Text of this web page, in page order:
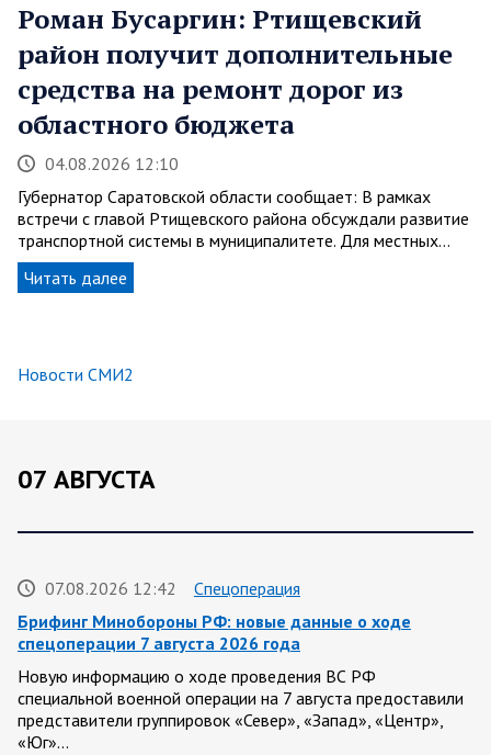
Роман Бусаргин: Ртищевский
район получит дополнительные
средства на ремонт дорог из
областного бюджета
04.08.2026 12:10
Губернатор Саратовской области сообщает: В рамках
встречи с главой Ртищевского района обсуждали развитие
транспортной системы в муниципалитете. Для местных…
Читать далее
Новости СМИ2
07 АВГУСТА
07.08.2026 12:42
Спецоперация
Брифинг Минобороны РФ: новые данные о ходе
спецоперации 7 августа 2026 года
Новую информацию о ходе проведения ВС РФ
специальной военной операции на 7 августа предоставили
представители группировок «Север», «Запад», «Центр»,
«Юг»…